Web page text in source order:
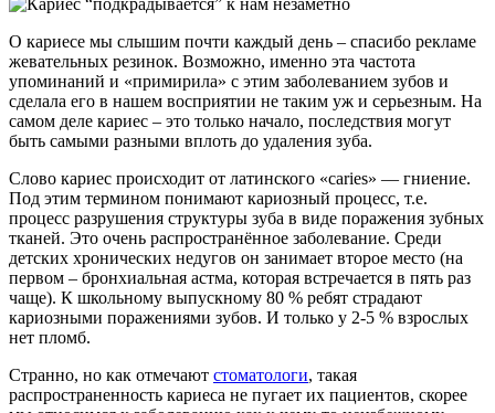
О кариесе мы слышим почти каждый день – спасибо рекламе
жевательных резинок. Возможно, именно эта частота
упоминаний и «примирила» с этим заболеванием зубов и
сделала его в нашем восприятии не таким уж и серьезным. На
самом деле кариес – это только начало, последствия могут
быть самыми разными вплоть до удаления зуба.
Слово кариес происходит от латинского «caries» — гниение.
Под этим термином понимают кариозный процесс, т.е.
процесс разрушения структуры зуба в виде поражения зубных
тканей. Это очень распространённое заболевание. Среди
детских хронических недугов он занимает второе место (на
первом – бронхиальная астма, которая встречается в пять раз
чаще). К школьному выпускному 80 % ребят страдают
кариозными поражениями зубов. И только у 2-5 % взрослых
нет пломб.
Странно, но как отмечают стоматологи, такая
распространенность кариеса не пугает их пациентов, скорее